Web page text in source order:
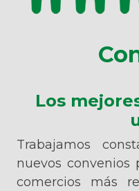
Los
Trabajamos
nuevos convenios
comercios más